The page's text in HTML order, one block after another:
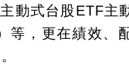
主動式台股ETF主
等，更在績效、